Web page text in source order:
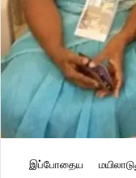
இப்போதைய